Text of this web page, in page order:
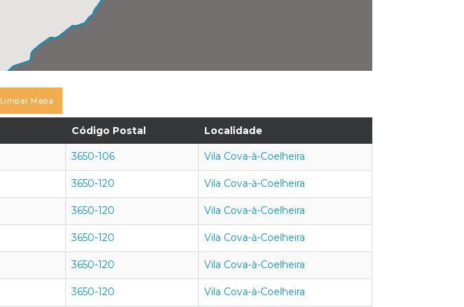
Limpar Mapa
Código Postal Localidade
3650-106 Vila Cova-à-Coelheira
3650-120 Vila Cova-à-Coelheira
3650-120 Vila Cova-à-Coelheira
3650-120 Vila Cova-à-Coelheira
3650-120 Vila Cova-à-Coelheira
3650-120 Vila Cova-à-Coelheira